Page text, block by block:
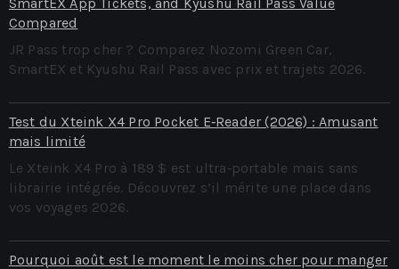
Compared
JR Pass trop cher ? Comparez Nozomi Green Car,
SmartEX et Kyushu Rail Pass avec prix et trajets 2026.
Test du Xteink X4 Pro Pocket E‑Reader (2026) : Amusant
mais limité
Le Xteink X4 Pro à 189 $ est ultra‑portable mais sans
librairie intégrée. Découvrez s’il mérite une place dans
vos voyages 2026.
Pourquoi août est le moment le moins cher pour manger